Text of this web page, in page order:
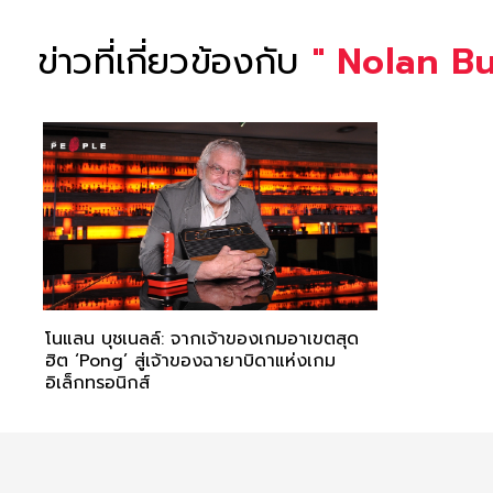
ข่าวที่เกี่ยวข้องกับ " Nolan
โนแลน บุชเนลล์: จากเจ้าของเกมอาเขตสุด
ฮิต ‘Pong’ สู่เจ้าของฉายาบิดาแห่งเกม
อิเล็กทรอนิกส์